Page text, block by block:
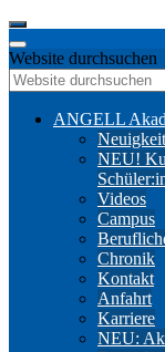
Website durchsuchen
ANGELL
NEU!
Videos
Campus
Chronik
Kontakt
Anfahrt
Karriere
NEU: